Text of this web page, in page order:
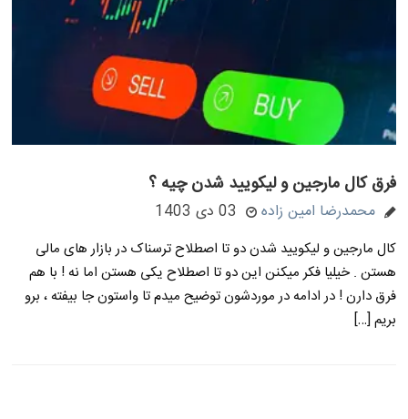
فرق کال مارجین و لیکویید شدن چیه ؟
محمدرضا امین زاده 03 دی 1403
کال مارجین و لیکویید شدن دو تا اصطلاح ترسناک در بازار های مالی
هستن . خیلیا فکر میکنن این دو تا اصطلاح یکی هستن اما نه ! با هم
فرق دارن ! در ادامه در موردشون توضیح میدم تا واستون جا بیفته ، برو
بریم […]